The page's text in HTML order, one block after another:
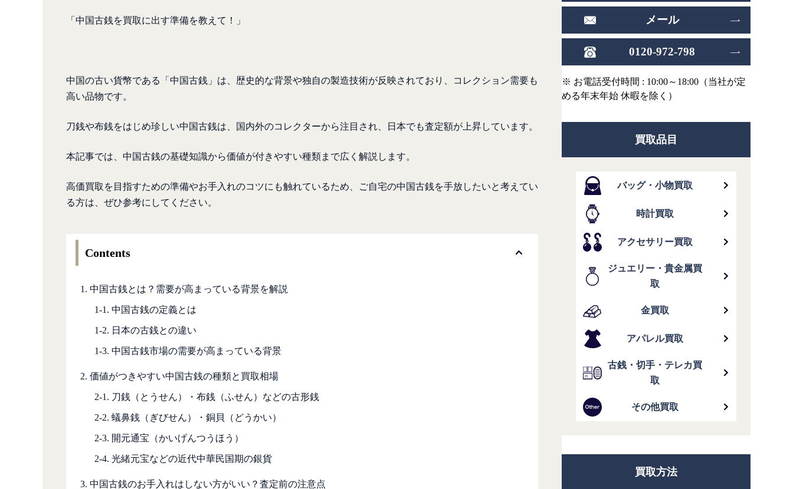
「中国古銭を買取に出す準備を教えて！」
中国の古い貨幣である「中国古銭」は、歴史的な背景や独自の製造技術が反映されており、コレクション需要も
高い品物です。
刀銭や布銭をはじめ珍しい中国古銭は、国内外のコレクターから注目され、日本でも査定額が上昇しています。
本記事では、中国古銭の基礎知識から価値が付きやすい種類まで広く解説します。
高価買取を目指すための準備やお手入れのコツにも触れているため、ご自宅の中国古銭を手放したいと考えてい
る方は、ぜひ参考にしてください。
Contents
1. 中国古銭とは？需要が高まっている背景を解説
1-1. 中国古銭の定義とは
1-2. 日本の古銭との違い
1-3. 中国古銭市場の需要が高まっている背景
2. 価値がつきやすい中国古銭の種類と買取相場
2-1. 刀銭（とうせん）・布銭（ふせん）などの古形銭
2-2. 蟻鼻銭（ぎびせん）・銅貝（どうかい）
2-3. 開元通宝（かいげんつうほう）
2-4. 光緒元宝などの近代中華民国期の銀貨
3. 中国古銭のお手入れはしない方がいい？査定前の注意点
メール
0120-972-798
※ お電話受付時間 : 10:00～18:00（当社が定
める年末年始 休暇を除く）
買取品目
バッグ・小物買取
時計買取
アクセサリー買取
ジュエリー・貴金属買
取
金買取
アパレル買取
古銭・切手・テレカ買
取
その他買取
買取方法